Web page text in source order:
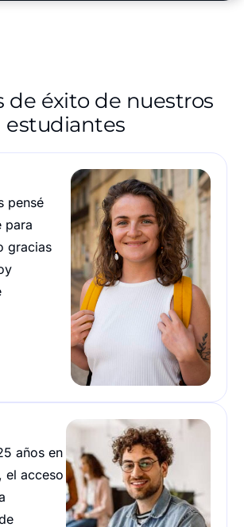
de éxito de nuestros
estudiantes
pensé
para
gracias
años en
el acceso